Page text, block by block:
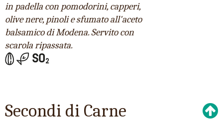
in padella con pomodorini, capperi,
olive nere, pinoli e sfumato all'aceto
balsamico di Modena. Servito con
scarola ripassata.
Secondi di Carne